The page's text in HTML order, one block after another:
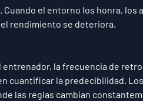
el entorno los honra, los
rendimiento se deteriora.
la frecuencia de
cuantificar la predecibilidad.
las reglas cambian